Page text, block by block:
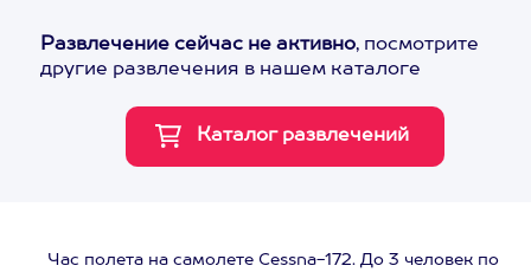
Развлечение сейчас не активно, посмотрите
другие развлечения в нашем каталоге
Час полета на самолете Cessna-172. До 3 человек по